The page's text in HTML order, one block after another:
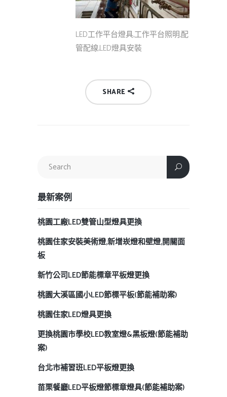
LED工作平台燈具,工作平台照明,配
管配線,LED燈具安裝
SHARE
最新案例
桃園工廠LED雙管山型燈具更換
桃園住家安裝美術燈,新增崁燈和壁燈,開關面
板
新竹公司LED節能標章平板燈更換
桃園大溪區國小LED節標平板(節能補助案)
桃園住家LED燈具更換
更換桃園市學校LED教室燈&黑板燈(節能補助
案)
台北市補習班LED平板燈更換
苗栗餐廳LED平板燈節標章燈具(節能補助案)